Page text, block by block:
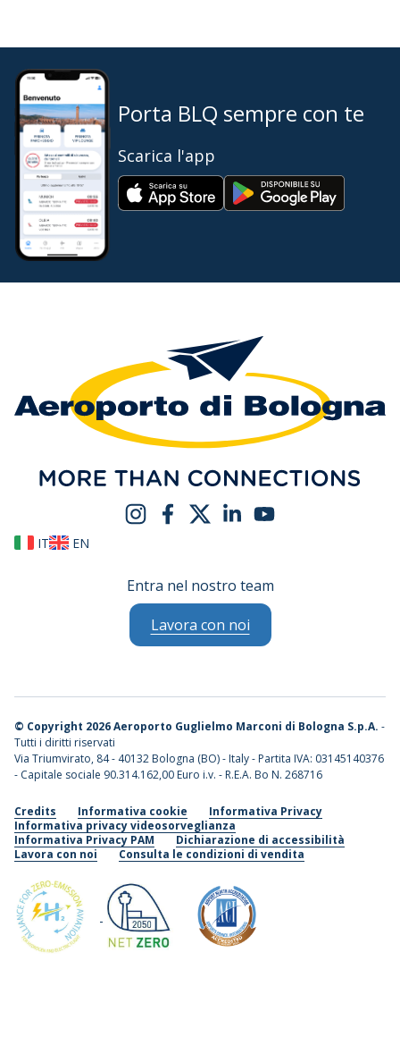
Porta BLQ sempre con te
Scarica l'app
IT EN
Entra nel nostro team
Lavora con noi
© Copyright 2026 Aeroporto Guglielmo Marconi di Bologna S.p.A. -
Tutti i diritti riservati
Via Triumvirato, 84 - 40132 Bologna (BO) - Italy - Partita IVA: 03145140376
- Capitale sociale 90.314.162,00 Euro i.v. - R.E.A. Bo N. 268716
Credits Informativa cookie
Informativa Privacy
Informativa privacy videosorveglianza
Informativa Privacy PAM
Dichiarazione di accessibilità
Lavora con noi
Consulta le condizioni di vendita